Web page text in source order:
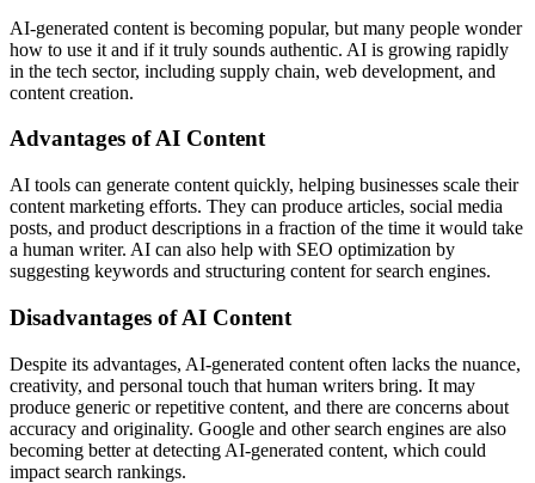
AI-generated content is becoming popular, but many people wonder
how to use it and if it truly sounds authentic. AI is growing rapidly
in the tech sector, including supply chain, web development, and
content creation.
Advantages of AI Content
AI tools can generate content quickly, helping businesses scale their
content marketing efforts. They can produce articles, social media
posts, and product descriptions in a fraction of the time it would take
a human writer. AI can also help with SEO optimization by
suggesting keywords and structuring content for search engines.
Disadvantages of AI Content
Despite its advantages, AI-generated content often lacks the nuance,
creativity, and personal touch that human writers bring. It may
produce generic or repetitive content, and there are concerns about
accuracy and originality. Google and other search engines are also
becoming better at detecting AI-generated content, which could
impact search rankings.